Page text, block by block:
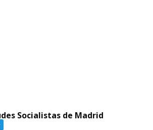
Socialistas de Madrid